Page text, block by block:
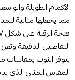
الأكمام الطويلة
مما يجعلها مثالية
التفاصيل الدقيقة
المقاس المثالي